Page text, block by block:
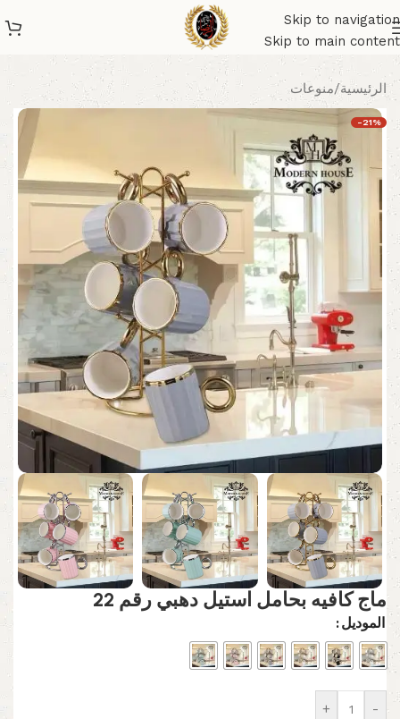
Skip to navigation
Skip to main content
الرئيسية/منوعات
-21%
ماج كافيه بحامل استيل دهبي رقم 22
الموديل
-
+